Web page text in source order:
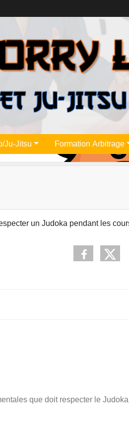
Ju-Jitsu Formation Arbitrage
un Judoka pendant les
que doit respecter le